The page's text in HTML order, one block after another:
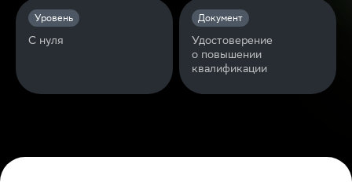
Уровень
С нуля
Документ
Удостоверение
о повышении
квалификации